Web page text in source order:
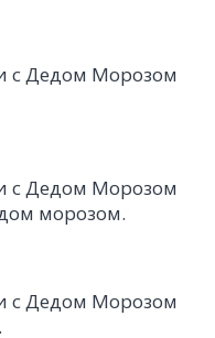
морозом.